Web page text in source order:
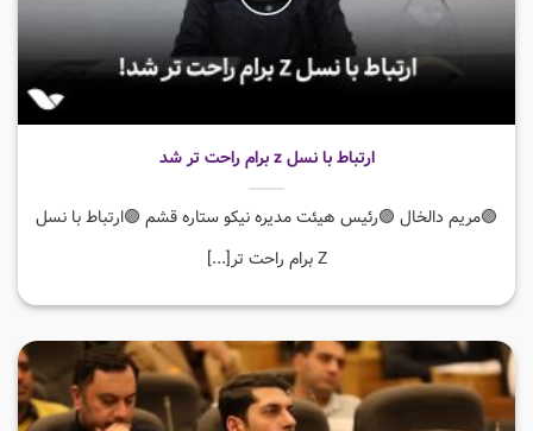
ارتباط با نسل z برام راحت تر شد
🟣مریم دالخال 🟣رئیس هیئت مدیره نیکو ستاره قشم 🟣ارتباط با نسل
Z برام راحت تر[...]